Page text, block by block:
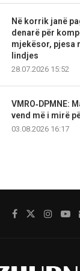
Në korrik janë
denarë për
mjekësor, pjesa
lindjes
28.07.2026 15:52
VMRO‑DPMNE:
vend më i mirë
03.08.2026 16:17